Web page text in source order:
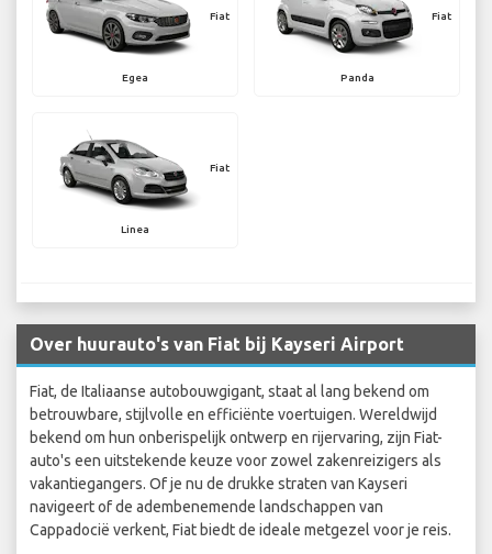
Fiat
Egea
Fiat
Panda
Fiat
Linea
Over huurauto's van Fiat bij Kayseri Airport
Fiat, de Italiaanse autobouwgigant, staat al lang bekend om
betrouwbare, stijlvolle en efficiënte voertuigen. Wereldwijd
bekend om hun onberispelijk ontwerp en rijervaring, zijn Fiat-
auto's een uitstekende keuze voor zowel zakenreizigers als
vakantiegangers. Of je nu de drukke straten van Kayseri
navigeert of de adembenemende landschappen van
Cappadocië verkent, Fiat biedt de ideale metgezel voor je reis.